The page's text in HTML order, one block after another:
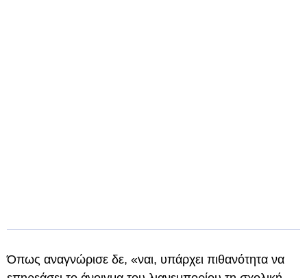
Όπως αναγνώρισε δε, «ναι, υπάρχει πιθανότητα να